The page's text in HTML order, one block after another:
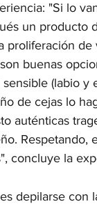
"Si lo
un producto
proliferación de
buenas
(labio y
de cejas lo
auténticas
Respetando,
concluye la
depilarse con